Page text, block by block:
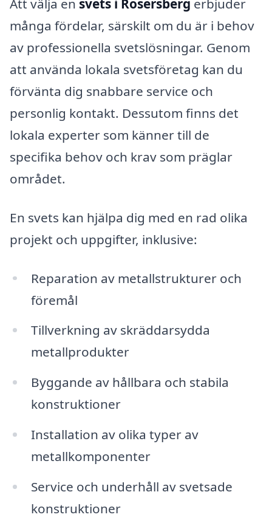
Att välja en svets i Rosersberg erbjuder
många fördelar, särskilt om du är i behov
av professionella svetslösningar. Genom
att använda lokala svetsföretag kan du
förvänta dig snabbare service och
personlig kontakt. Dessutom finns det
lokala experter som känner till de
specifika behov och krav som präglar
området.
En svets kan hjälpa dig med en rad olika
projekt och uppgifter, inklusive:
Reparation av metallstrukturer och
föremål
Tillverkning av skräddarsydda
metallprodukter
Byggande av hållbara och stabila
konstruktioner
Installation av olika typer av
metallkomponenter
Service och underhåll av svetsade
konstruktioner